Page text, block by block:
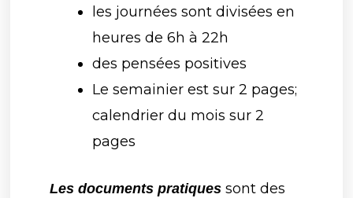
les journées sont divisées en
heures de 6h à 22h
des pensées positives
Le semainier est sur 2 pages;
calendrier du mois sur 2
pages
Les documents pratiques sont des